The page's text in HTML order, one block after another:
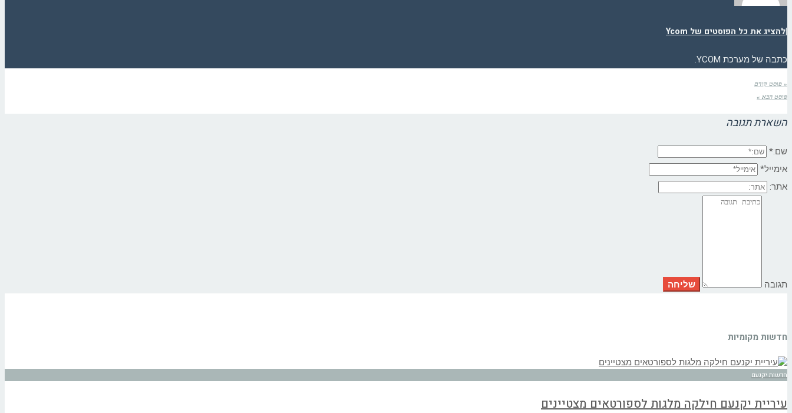
|להציג את כל הפוסטים של Ycom
כתבה של מערכת YCOM.
« פוסט קודם
פוסט הבא »
השארת תגובה
שם:*
אימייל*
אתר:
תגובה
חדשות מקומיות
חדשות יקנעם
עיריית יקנעם חילקה מלגות לספורטאים מצטיינים